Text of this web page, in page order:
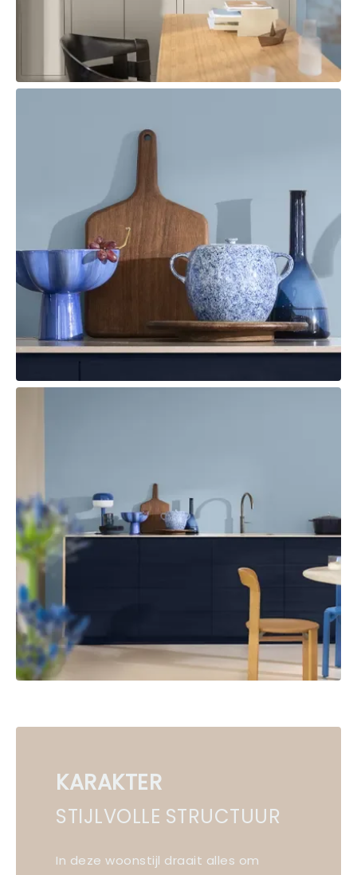
KARAKTER
STIJLVOLLE STRUCTUUR
In deze woonstijl draait alles om